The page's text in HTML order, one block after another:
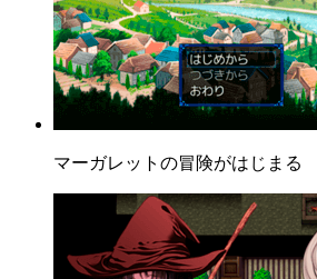
マーガレットの冒険がはじまる